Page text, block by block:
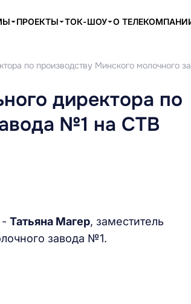
ПРОЕКТЫ ТОК-ШОУ О
по производству Минского молочного
директора по
№1 на СТВ
- Татьяна Магер, заместитель
завода №1.